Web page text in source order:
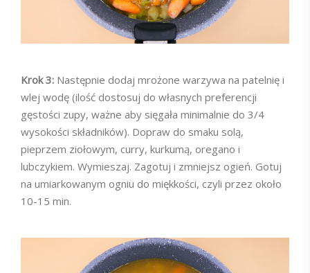
Krok 3: Następnie dodaj mrożone warzywa na patelnię i
wlej wodę (ilość dostosuj do własnych preferencji
gęstości zupy, ważne aby sięgała minimalnie do 3/4
wysokości składników). Dopraw do smaku solą,
pieprzem ziołowym, curry, kurkumą, oregano i
lubczykiem. Wymieszaj. Zagotuj i zmniejsz ogień. Gotuj
na umiarkowanym ogniu do miękkości, czyli przez około
10-15 min.